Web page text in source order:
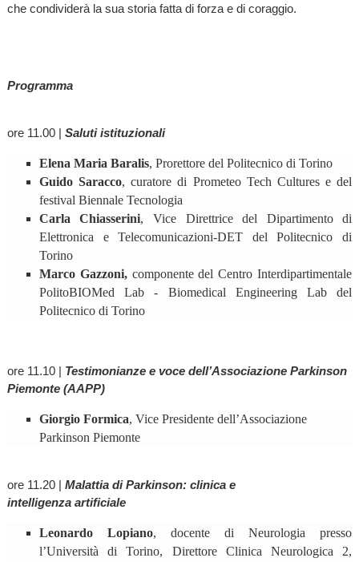
che condividerà la sua storia fatta di forza e di coraggio.
Programma
ore 11.00 | Saluti istituzionali
Elena Maria Baralis, Prorettore del Politecnico di Torino
Guido Saracco, curatore di Prometeo Tech Cultures e del
festival Biennale Tecnologia
Carla Chiasserini, Vice Direttrice del Dipartimento di
Elettronica e Telecomunicazioni-DET del Politecnico di
Torino
Marco Gazzoni, componente del Centro Interdipartimentale
PolitoBIOMed Lab - Biomedical Engineering Lab del
Politecnico di Torino
ore 11.10 | Testimonianze e voce dell’Associazione Parkinson
Piemonte (AAPP)
Giorgio Formica, Vice Presidente dell’Associazione
Parkinson Piemonte
ore 11.20 | Malattia di Parkinson: clinica e
intelligenza artificiale
Leonardo Lopiano, docente di Neurologia presso
l’Università di Torino, Direttore Clinica Neurologica 2,